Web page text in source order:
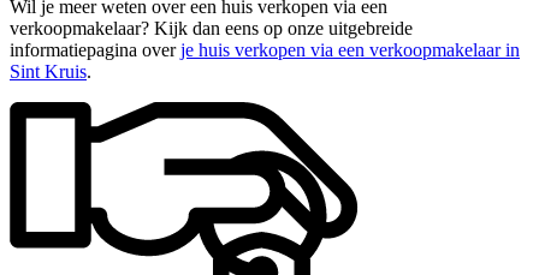
Wil je meer weten over een huis verkopen via een
verkoopmakelaar? Kijk dan eens op onze uitgebreide
informatiepagina overje huis verkopen via een verkoopmakelaar in
Sint Kruis.